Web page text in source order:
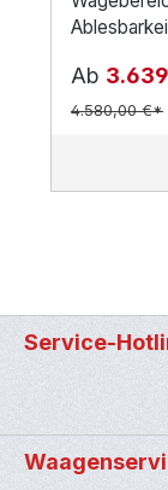
Ab
4.580,00 €*
Service-